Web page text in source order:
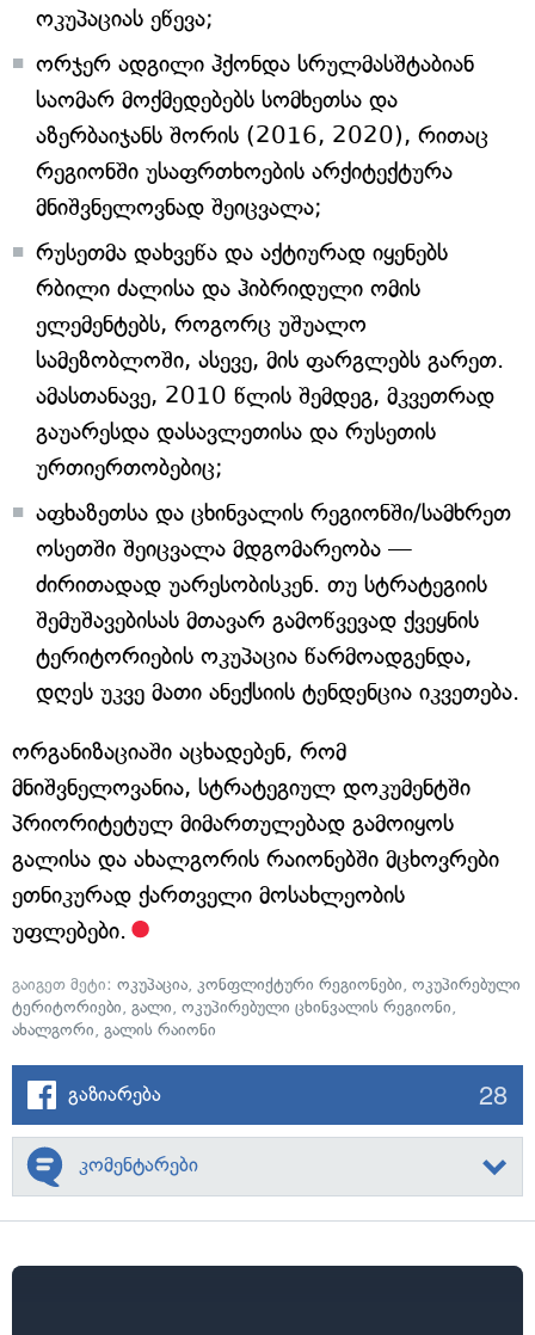
ოკუპაციას ეწევა;
ორჯერ ადგილი ჰქონდა სრულმასშტაბიან
საომარ მოქმედებებს სომხეთსა და
აზერბაიჯანს შორის (2016, 2020), რითაც
რეგიონში უსაფრთხოების არქიტექტურა
მნიშვნელოვნად შეიცვალა;
რუსეთმა დახვეწა და აქტიურად იყენებს
რბილი ძალისა და ჰიბრიდული ომის
ელემენტებს, როგორც უშუალო
სამეზობლოში, ასევე, მის ფარგლებს გარეთ.
ამასთანავე, 2010 წლის შემდეგ, მკვეთრად
გაუარესდა დასავლეთისა და რუსეთის
ურთიერთობებიც;
აფხაზეთსა და ცხინვალის რეგიონში/სამხრეთ
ოსეთში შეიცვალა მდგომარეობა —
ძირითადად უარესობისკენ. თუ სტრატეგიის
შემუშავებისას მთავარ გამოწვევად ქვეყნის
ტერიტორიების ოკუპაცია წარმოადგენდა,
დღეს უკვე მათი ანექსიის ტენდენცია იკვეთება.
ორგანიზაციაში აცხადებენ, რომ
მნიშვნელოვანია, სტრატეგიულ დოკუმენტში
პრიორიტეტულ მიმართულებად გამოიყოს
გალისა და ახალგორის რაიონებში მცხოვრები
ეთნიკურად ქართველი მოსახლეობის
უფლებები.
გაიგეთ მეტი: ოკუპაცია, კონფლიქტური რეგიონები, ოკუპირებული
ტერიტორიები, გალი, ოკუპირებული ცხინვალის რეგიონი,
ახალგორი, გალის რაიონი
გაზიარება 28
კომენტარები